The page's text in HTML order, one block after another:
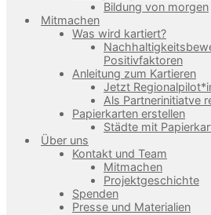
Bildung von morgen
Mitmachen
Was wird kartiert?
Positivfaktoren
Anleitung zum Kartieren
Jetzt
Als Partnerinitiatve
Papierkarten erstellen
Städte mit
Über uns
Kontakt und Team
Mitmachen
Projektgeschichte
Spenden
Presse und Materialien